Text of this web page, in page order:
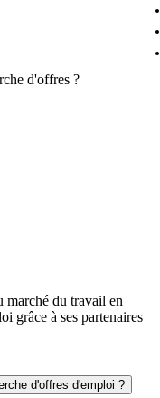
d'offres ?
marché du travail en
grâce à ses partenaires
d'offres d'emploi ?